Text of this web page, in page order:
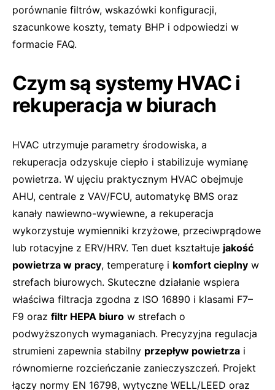
porównanie filtrów, wskazówki konfiguracji,
szacunkowe koszty, tematy BHP i odpowiedzi w
formacie FAQ.
Czym są systemy HVAC i
rekuperacja w biurach
HVAC utrzymuje parametry środowiska, a
rekuperacja odzyskuje ciepło i stabilizuje wymianę
powietrza. W ujęciu praktycznym HVAC obejmuje
AHU, centrale z VAV/FCU, automatykę BMS oraz
kanały nawiewno-wywiewne, a rekuperacja
wykorzystuje wymienniki krzyżowe, przeciwprądowe
lub rotacyjne z ERV/HRV. Ten duet kształtuje jakość
powietrza w pracy, temperaturę i komfort cieplny w
strefach biurowych. Skuteczne działanie wspiera
właściwa filtracja zgodna z ISO 16890 i klasami F7–
F9 oraz filtr HEPA biuro w strefach o
podwyższonych wymaganiach. Precyzyjna regulacja
strumieni zapewnia stabilny przepływ powietrza i
równomierne rozcieńczanie zanieczyszczeń. Projekt
łączy normy EN 16798, wytyczne WELL/LEED oraz